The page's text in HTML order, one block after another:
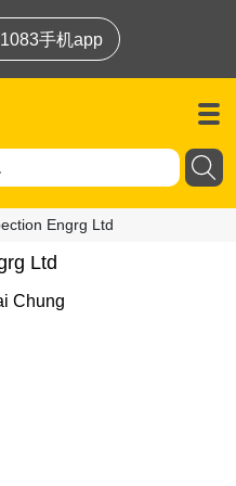
手机app
Engrg Ltd
Ltd
Chung